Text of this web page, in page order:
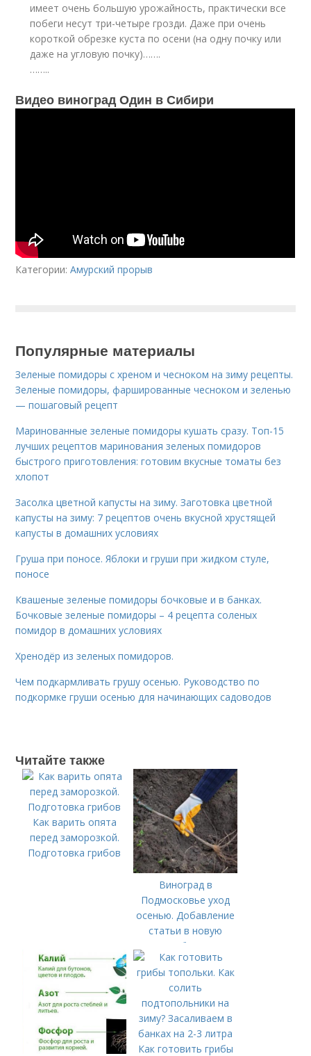
имеет очень большую урожайность, практически все
побеги несут три-четыре грозди. Даже при очень
короткой обрезке куста по осени (на одну почку или
даже на угловую почку)…….
……..
Видео виноград Один в Сибири
Категории:Амурский прорыв
Популярные материалы
Зеленые помидоры с хреном и чесноком на зиму рецепты.
Зеленые помидоры, фаршированные чесноком и зеленью
— пошаговый рецепт
Маринованные зеленые помидоры кушать сразу. Топ-15
лучших рецептов маринования зеленых помидоров
быстрого приготовления: готовим вкусные томаты без
хлопот
Засолка цветной капусты на зиму. Заготовка цветной
капусты на зиму: 7 рецептов очень вкусной хрустящей
капусты в домашних условиях
Груша при поносе. Яблоки и груши при жидком стуле,
поносе
Квашеные зеленые помидоры бочковые и в банках.
Бочковые зеленые помидоры – 4 рецепта соленых
помидор в домашних условиях
Хренодёр из зеленых помидоров.
Чем подкармливать грушу осенью. Руководство по
подкормке груши осенью для начинающих садоводов
Читайте также
Как варить опята
перед заморозкой.
Подготовка грибов
Виноград в
Подмосковье уход
осенью. Добавление
статьи в новую
подборку
Как готовить грибы